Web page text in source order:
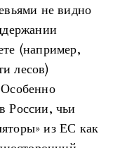
не видно
(например,
лесов)
России, чьи
из ЕС как